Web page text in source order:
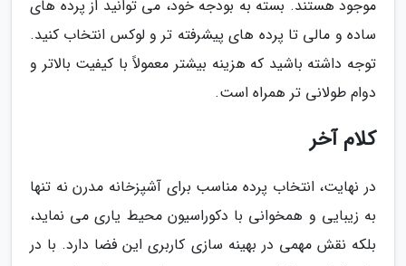
موجود هستند. بسته به بودجه خود، می توانید از پرده های
ساده و مالی تا پرده های پیشرفته تر و لوکس انتخاب کنید.
توجه داشته باشید که هزینه بیشتر معمولاً با کیفیت بالاتر و
دوام طولانی تر همراه است.
کلام آخر
در نهایت، انتخاب پرده مناسب برای آشپزخانه مدرن نه تنها
به زیبایی و همخوانی با دکوراسیون محیط یاری می نماید،
بلکه نقش مهمی در بهینه سازی کاربری این فضا دارد. با در